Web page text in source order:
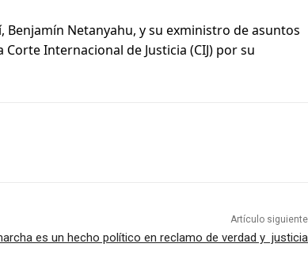
Netanyahu, y su exministro de asuntos
Internacional de Justicia (CIJ) por su
Artículo siguiente
es un hecho político en reclamo de verdad y justicia